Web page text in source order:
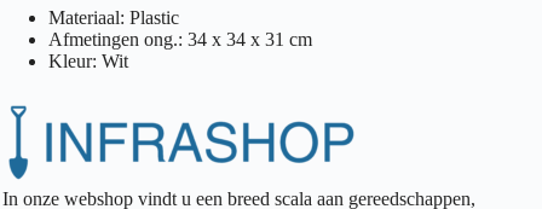
Materiaal: Plastic
Afmetingen ong.: 34 x 34 x 31 cm
Kleur: Wit
In onze webshop vindt u een breed scala aan gereedschappen,